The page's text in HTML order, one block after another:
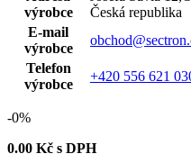
výrobce
Česká republika
E-mail
výrobce
Telefon
výrobce
+420 556 621
-0%
0.00 Kč s DPH